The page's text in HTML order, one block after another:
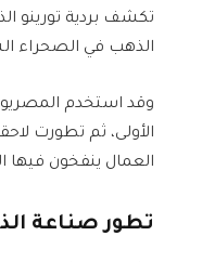
تكشف بردية تورينو
الذهب في الصحراء
وقد استخدم
الأولى، ثم تطورت
العمال ينفخون فيها
تطور صناعة